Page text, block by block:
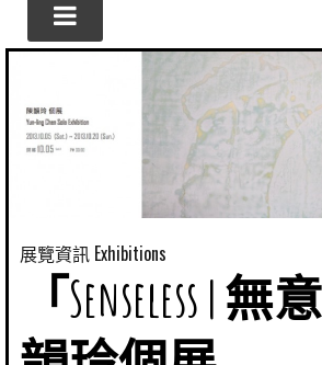
展覽資訊 Exhibitions
「Senseless |